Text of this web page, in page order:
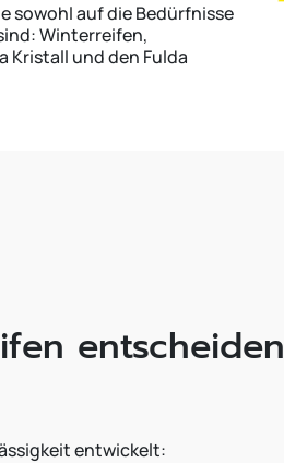
sowohl auf die Bedürfnisse
Winterreifen,
Kristall und den Fulda
entwickelt: